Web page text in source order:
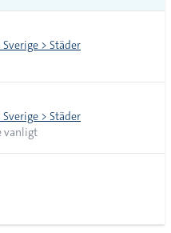
> Städer
> Städer
vanligt